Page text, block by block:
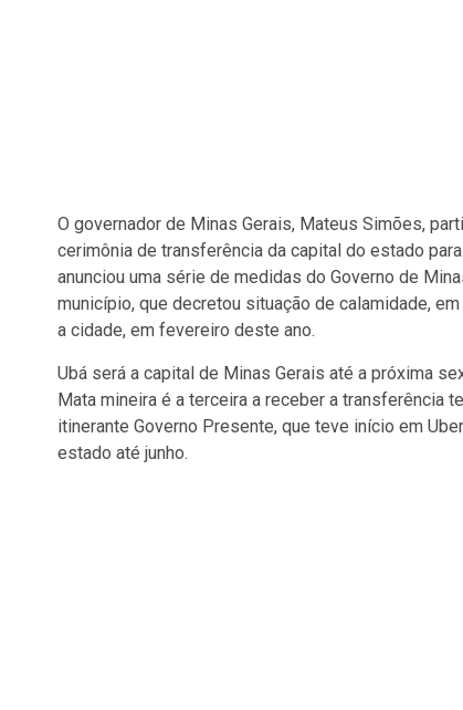
O governador de Minas Gerais, Mateus Simões,
cerimônia de transferência da capital do estado para
anunciou uma série de medidas do Governo de
município, que decretou situação de calamidade,
a cidade, em fevereiro deste ano.
Ubá será a capital de Minas Gerais até a próxima
Mata mineira é a terceira a receber a transferência
itinerante Governo Presente, que teve início em
estado até junho.